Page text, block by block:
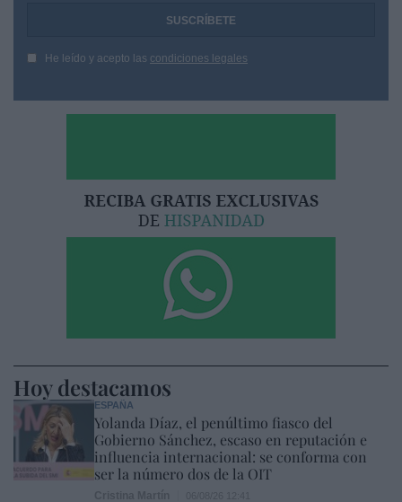
He leído y acepto las condiciones legales
Hoy destacamos
ESPAÑA
Yolanda Díaz, el penúltimo fiasco del
Gobierno Sánchez, escaso en reputación e
influencia internacional: se conforma con
ser la número dos de la OIT